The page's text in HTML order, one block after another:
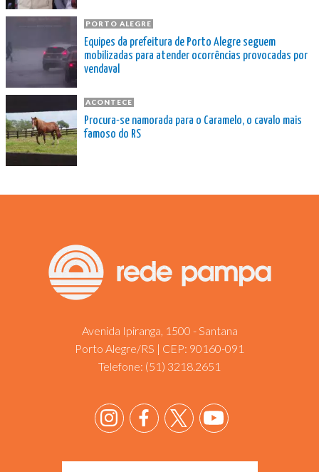
PORTO ALEGRE
Equipes da prefeitura de Porto Alegre seguem
mobilizadas para atender ocorrências provocadas por
vendaval
ACONTECE
Procura-se namorada para o Caramelo, o cavalo mais
famoso do RS
Avenida Ipiranga, 1500 - Santana
Porto Alegre/RS | CEP: 90160-091
Telefone: (51) 3218.2651